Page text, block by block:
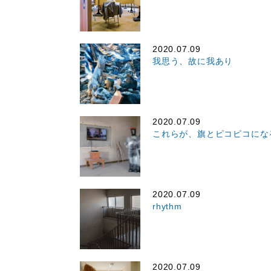
2020.07.09
我思う、故に我あり
2020.07.09
これらが、旗とピコピコにな
2020.07.09
rhythm
2020.07.09